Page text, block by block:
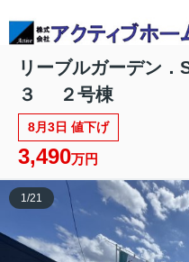
リーブルガーデン
３ ２号棟
8月3日 値下げ
3,490万円
1/21